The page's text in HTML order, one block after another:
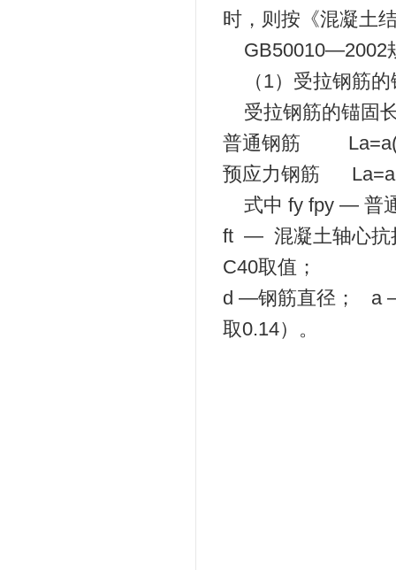
时，则按《混凝土
GB50010—2002
（1）受拉钢筋
受拉钢筋的锚固
普通钢筋
预应力钢筋
式中 fy fpy — 普
ft — 混凝土轴心抗
C40取值；
d —钢筋直径； a
取0.14）。